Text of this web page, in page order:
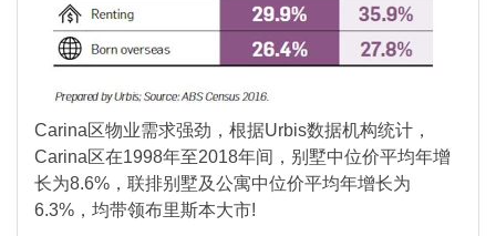
Carina区物业需求强劲，根据Urbis数据机构统计，
Carina区在1998年至2018年间，别墅中位价平均年增
长为8.6%，联排别墅及公寓中位价平均年增长为
6.3%，均带领布里斯本大市!